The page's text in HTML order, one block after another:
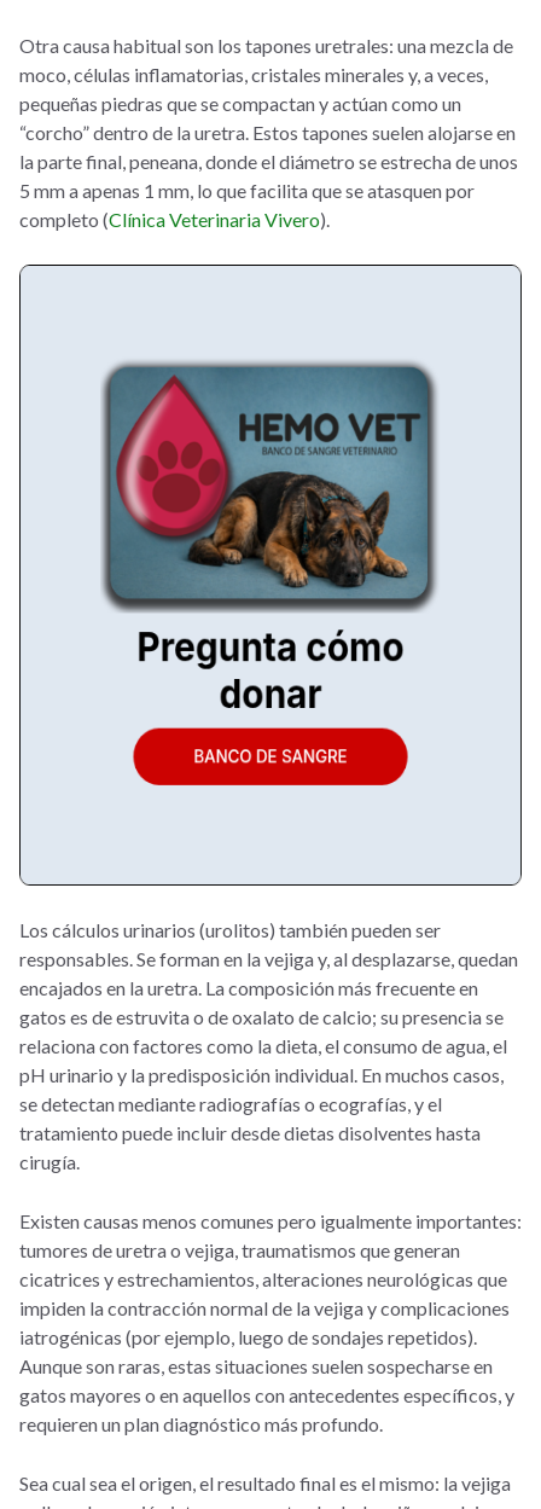
Otra causa habitual son los tapones uretrales: una mezcla de
moco, células inflamatorias, cristales minerales y, a veces,
pequeñas piedras que se compactan y actúan como un
“corcho” dentro de la uretra. Estos tapones suelen alojarse en
la parte final, peneana, donde el diámetro se estrecha de unos
5 mm a apenas 1 mm, lo que facilita que se atasquen por
completo (Clínica Veterinaria Vivero).
Los cálculos urinarios (urolitos) también pueden ser
responsables. Se forman en la vejiga y, al desplazarse, quedan
encajados en la uretra. La composición más frecuente en
gatos es de estruvita o de oxalato de calcio; su presencia se
relaciona con factores como la dieta, el consumo de agua, el
pH urinario y la predisposición individual. En muchos casos,
se detectan mediante radiografías o ecografías, y el
tratamiento puede incluir desde dietas disolventes hasta
cirugía.
Existen causas menos comunes pero igualmente importantes:
tumores de uretra o vejiga, traumatismos que generan
cicatrices y estrechamientos, alteraciones neurológicas que
impiden la contracción normal de la vejiga y complicaciones
iatrogénicas (por ejemplo, luego de sondajes repetidos).
Aunque son raras, estas situaciones suelen sospecharse en
gatos mayores o en aquellos con antecedentes específicos, y
requieren un plan diagnóstico más profundo.
Sea cual sea el origen, el resultado final es el mismo: la vejiga